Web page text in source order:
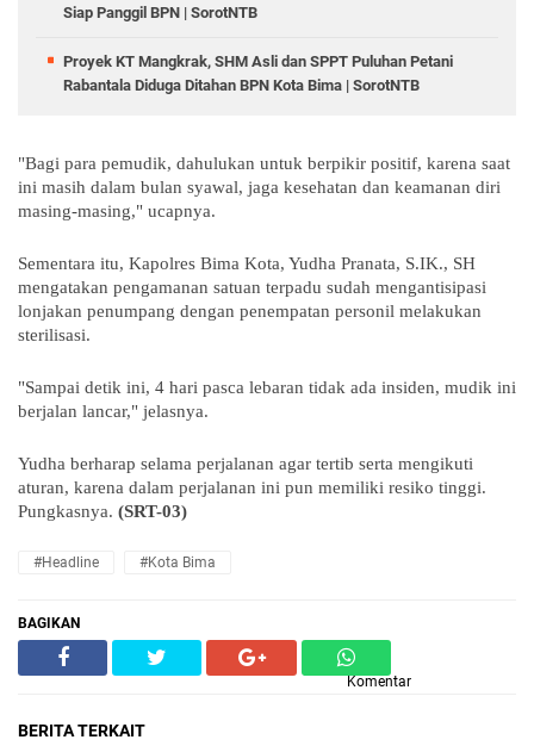
Siap Panggil BPN | SorotNTB
Proyek KT Mangkrak, SHM Asli dan SPPT Puluhan Petani
Rabantala Diduga Ditahan BPN Kota Bima | SorotNTB
"Bagi para pemudik, dahulukan untuk berpikir positif, karena saat
ini masih dalam bulan syawal, jaga kesehatan dan keamanan diri
masing-masing," ucapnya.
Sementara itu, Kapolres Bima Kota, Yudha Pranata, S.IK., SH
mengatakan pengamanan satuan terpadu sudah mengantisipasi
lonjakan penumpang dengan penempatan personil melakukan
sterilisasi.
"Sampai detik ini, 4 hari pasca lebaran tidak ada insiden, mudik ini
berjalan lancar," jelasnya.
Yudha berharap selama perjalanan agar tertib serta mengikuti
aturan, karena dalam perjalanan ini pun memiliki resiko tinggi.
Pungkasnya. (SRT-03)
#Headline #Kota Bima
BAGIKAN
Komentar
BERITA TERKAIT